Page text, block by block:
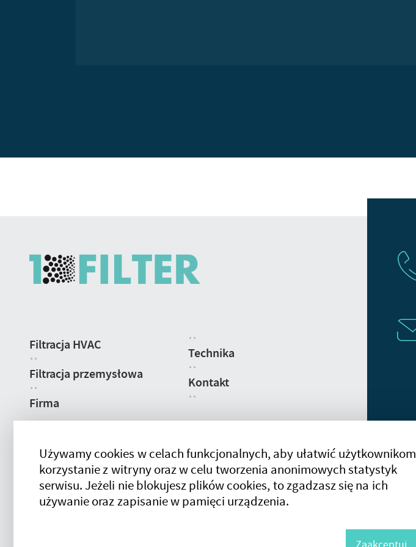
strony
Filtracja HVAC
Filtracja przemysłowa
Firma
Technika
Kontakt
Używamy cookies w celach funkcjonalnych, aby ułatwić użytkownikom
korzystanie z witryny oraz w celu tworzenia anonimowych statystyk
serwisu. Jeżeli nie blokujesz plików cookies, to zgadzasz się na ich
używanie oraz zapisanie w pamięci urządzenia.